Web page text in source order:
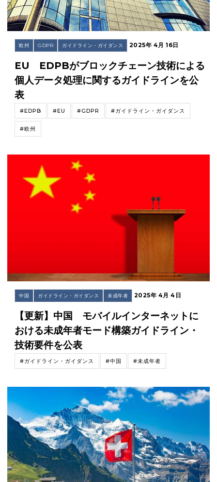
欧州 GDPR ガイドライン・ガイダンス 2025年 4月 16日
EU EDPBがブロックチェーン技術による
個人データ処理に関するガイドラインを公
表
#EDPB #EU #GDPR #ガイドライン・ガイダンス
#欧州
中国 ガイドライン・ガイダンス 未成年者 2025年 4月 4日
【更新】中国 モバイルインターネットに
おける未成年者モード構築ガイドライン・
技術要件を公表
#ガイドライン・ガイダンス #中国 #未成年者